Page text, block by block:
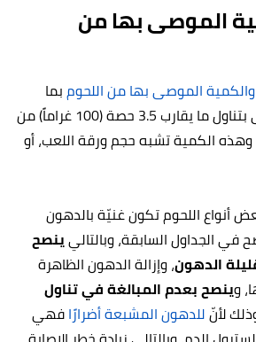
الموصى بها من
والكمية الموصى بها من اللحومبما
يعادل 30 غرام، ويوصى بتناول ما يقارب 3.5 حصة (100 غراماً) من
وهذه الكمية تشبه حجم ورقة اللعب، أو
أنواع اللحوم تكون غنيّة بالدهون
الجداول السابقة، وبالتاليينصح
الدهون، وإزالة الدهون الظاهرة
وينصح بعدم المبالغة في تناول
لأنّللدهون المشبعة أضرارًافهي